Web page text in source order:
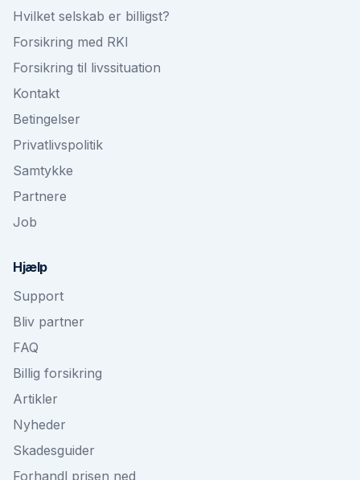
Hvilket selskab er billigst?
Forsikring med RKI
Forsikring til livssituation
Kontakt
Betingelser
Privatlivspolitik
Samtykke
Partnere
Job
Hjælp
Support
Bliv partner
FAQ
Billig forsikring
Artikler
Nyheder
Skadesguider
Forhandl prisen ned